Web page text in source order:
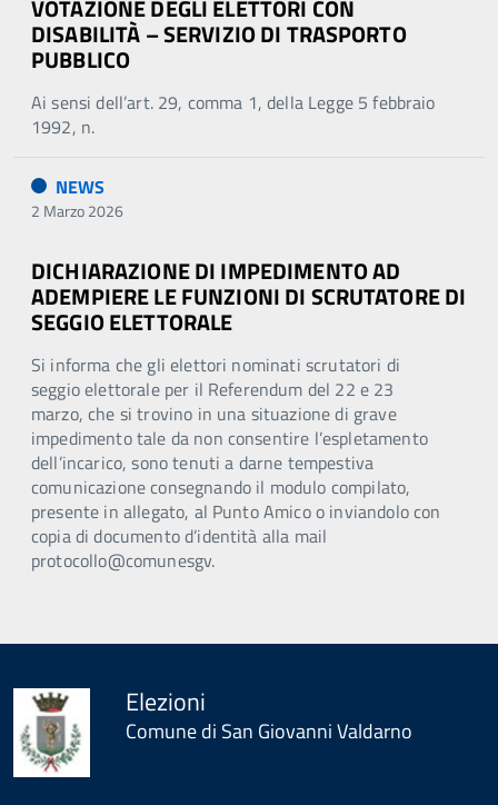
VOTAZIONE DEGLI ELETTORI CON
DISABILITÀ – SERVIZIO DI TRASPORTO
PUBBLICO
Ai sensi dell’art. 29, comma 1, della Legge 5 febbraio
1992, n.
NEWS
2 Marzo 2026
DICHIARAZIONE DI IMPEDIMENTO AD
ADEMPIERE LE FUNZIONI DI SCRUTATORE DI
SEGGIO ELETTORALE
Si informa che gli elettori nominati scrutatori di
seggio elettorale per il Referendum del 22 e 23
marzo, che si trovino in una situazione di grave
impedimento tale da non consentire l’espletamento
dell’incarico, sono tenuti a darne tempestiva
comunicazione consegnando il modulo compilato,
presente in allegato, al Punto Amico o inviandolo con
copia di documento d’identità alla mail
protocollo@comunesgv.
Elezioni
Comune di San Giovanni Valdarno